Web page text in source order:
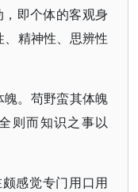
即个体的客观身
精神性、思辨性
。苟野蛮其体魄
则而知识之事以
感觉专门用口用